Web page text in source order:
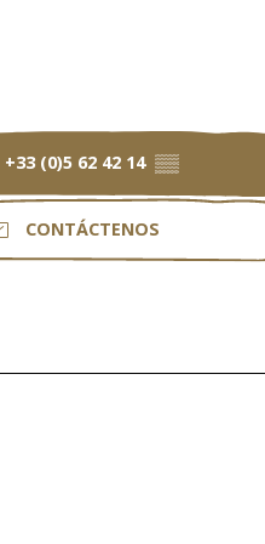
+33 (0)5 62 42 14 ▒▒
CONTÁCTENOS